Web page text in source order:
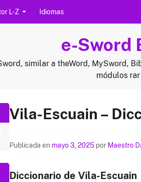
L-Z Idiomas
e-Sword
similar a theWord, MySword,
módulos
Vila-Escuain –
Publicada en mayo 3, 2025 por Maestro
Diccionario de Vila-Escuain